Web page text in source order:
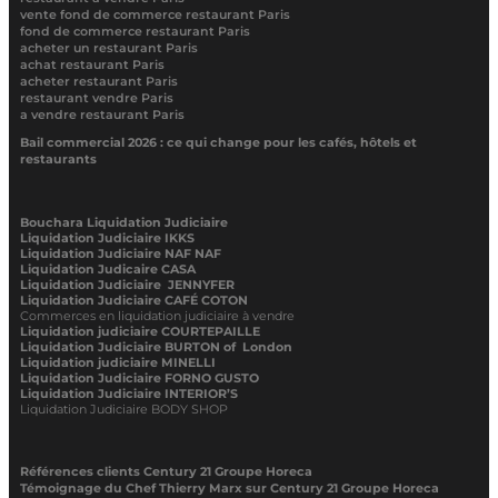
vente fond de commerce restaurant Paris
fond de commerce restaurant Paris
acheter un restaurant Paris
achat restaurant Paris
acheter restaurant Paris
restaurant vendre Paris
a vendre restaurant Paris
Bail commercial 2026 : ce qui change pour les cafés, hôtels et
restaurants
Bouchara Liquidation Judiciaire
Liquidation Judiciaire IKKS
Liquidation Judiciaire NAF NAF
Liquidation Judicaire CASA
Liquidation Judiciaire JENNYFER
Liquidation Judiciaire CAFÉ COTON
Commerces en liquidation judiciaire à vendre
Liquidation judiciaire COURTEPAILLE
Liquidation Judiciaire BURTON of London
Liquidation judiciaire MINELLI
Liquidation Judiciaire FORNO GUSTO
Liquidation Judiciaire INTERIOR’S
Liquidation Judiciaire BODY SHOP
Références clients Century 21 Groupe Horeca
Témoignage du Chef Thierry Marx sur Century 21 Groupe Horeca